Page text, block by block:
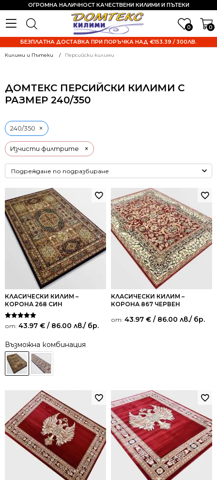
0 0
ОГРОМНА НАЛИЧНОСТ КАЧЕСТВЕНИ КИЛИМИ И ПЪТЕКИ
БЕЗПЛАТНА ДОСТАВКА ПРИ ПОРЪЧКА НАД €153.39 / 300ЛВ.
Килими и Пътеки Персийски килими
ДОМТЕКС ПЕРСИЙСКИ КИЛИМИ С
РАЗМЕР 240/350
Изчисти филтрите ×
240/350 ×
КЛАСИЧЕСКИ КИЛИМ –
КОРОНА 268 СИН
Оценено на
5.00
от: 43.97 € / 86.00 лв./ бр.
Възможна комбинация
КЛАСИЧЕСКИ КИЛИМ –
КОРОНА 867 ЧЕРВЕН
от: 43.97 € / 86.00 лв./ бр.